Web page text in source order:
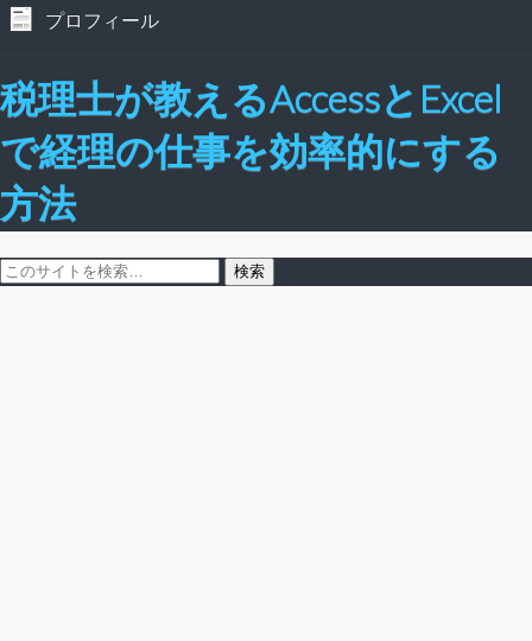
プロフィール
税理士が教えるAccessとExcel
で経理の仕事を効率的にする
方法